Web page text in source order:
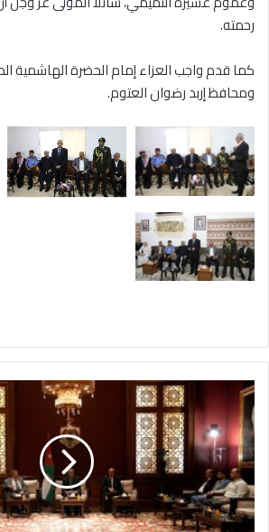
رحمته.
كما قدم واجب العزاء إمام الحضرة الهاشمية
ومحافظ إربد رضوان العتوم.
ر
ئ
ي
س
ا
ل
د
ي